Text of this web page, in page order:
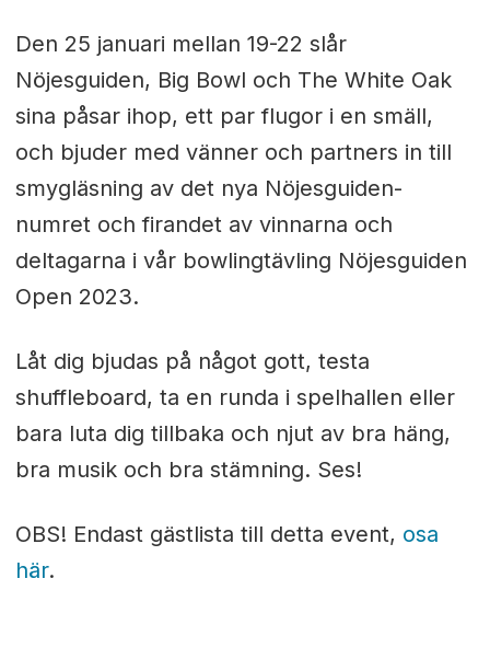
Den 25 januari mellan 19-22 slår
Nöjesguiden, Big Bowl och The White Oak
sina påsar ihop, ett par flugor i en smäll,
och bjuder med vänner och partners in till
smygläsning av det nya Nöjesguiden-
numret och firandet av vinnarna och
deltagarna i vår bowlingtävling Nöjesguiden
Open 2023.
Låt dig bjudas på något gott, testa
shuffleboard, ta en runda i spelhallen eller
bara luta dig tillbaka och njut av bra häng,
bra musik och bra stämning. Ses!
OBS! Endast gästlista till detta event, osa
här.